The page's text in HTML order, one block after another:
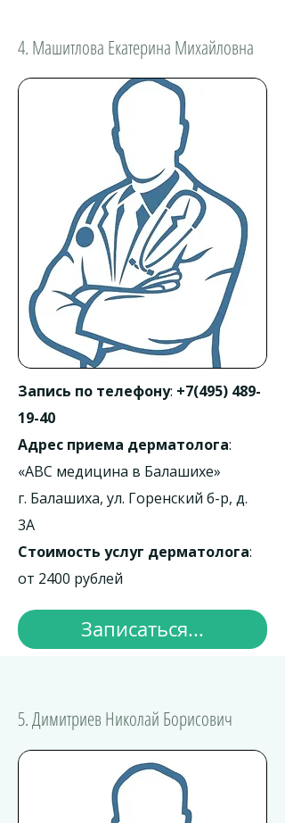
4. Машитлова Екатерина Михайловна
Запись по телефону: +7(495) 489-
19-40
Адрес приема дерматолога:
«АВС медицина в Балашихе»
г. Балашиха, ул. Горенский б-р, д.
3А
Стоимость услуг дерматолога:
от 2400 рублей
Записаться...
5. Димитриев Николай Борисович